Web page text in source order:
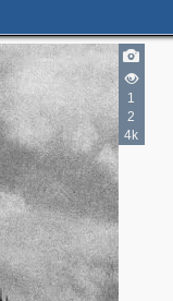
1
2
4k